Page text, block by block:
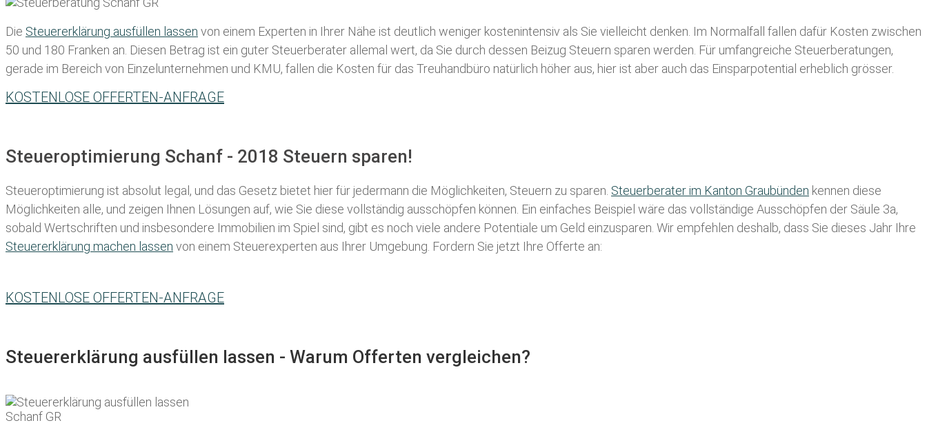
Die Steuererklärung ausfüllen lassen von einem Experten in Ihrer Nähe ist deutlich weniger kostenintensiv als Sie vielleicht denken. Im Normalfall fallen dafür Kosten zwischen
50 und 180 Franken an. Diesen Betrag ist ein guter Steuerberater allemal wert, da Sie durch dessen Beizug Steuern sparen werden. Für umfangreiche Steuerberatungen,
gerade im Bereich von Einzelunternehmen und KMU, fallen die Kosten für das Treuhandbüro natürlich höher aus, hier ist aber auch das Einsparpotential erheblich grösser.
KOSTENLOSE OFFERTEN-ANFRAGE
Steueroptimierung Schanf - 2018 Steuern sparen!
Steueroptimierung ist absolut legal, und das Gesetz bietet hier für jedermann die Möglichkeiten, Steuern zu sparen. Steuerberater im K anton Graubünden kennen diese
Möglichkeiten alle, und zeigen Ihnen Lösungen auf, wie Sie diese vollständig ausschöpfen können. Ein einfaches Beispiel wäre das vollständige Ausschöpfen der Säule 3a,
sobald Wertschriften und insbesondere Immobilien im Spiel sind, gibt es noch viele andere Potentiale um Geld einzusparen. Wir empfehlen deshalb, dass Sie dieses Jahr Ihre
Steuererklärung machen lassen von einem Steuerexperten aus Ihrer Umgebung. Fordern Sie jetzt Ihre Offerte an:
KOSTENLOSE OFFERTEN-ANFRAGE
Steuererklärung ausfüllen lassen - Warum Offerten vergleichen?